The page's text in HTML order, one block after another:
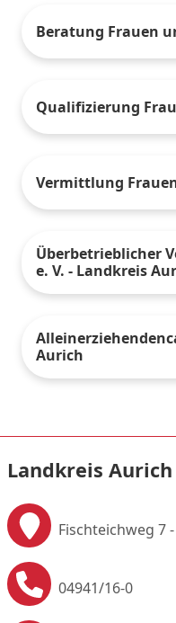
Beratung Frauen
Qualifizierung
Vermittlung
Überbetrieblicher
e. V. - Landkreis
Aurich
Landkreis Aurich
Fischteichweg 7
04941/16-0